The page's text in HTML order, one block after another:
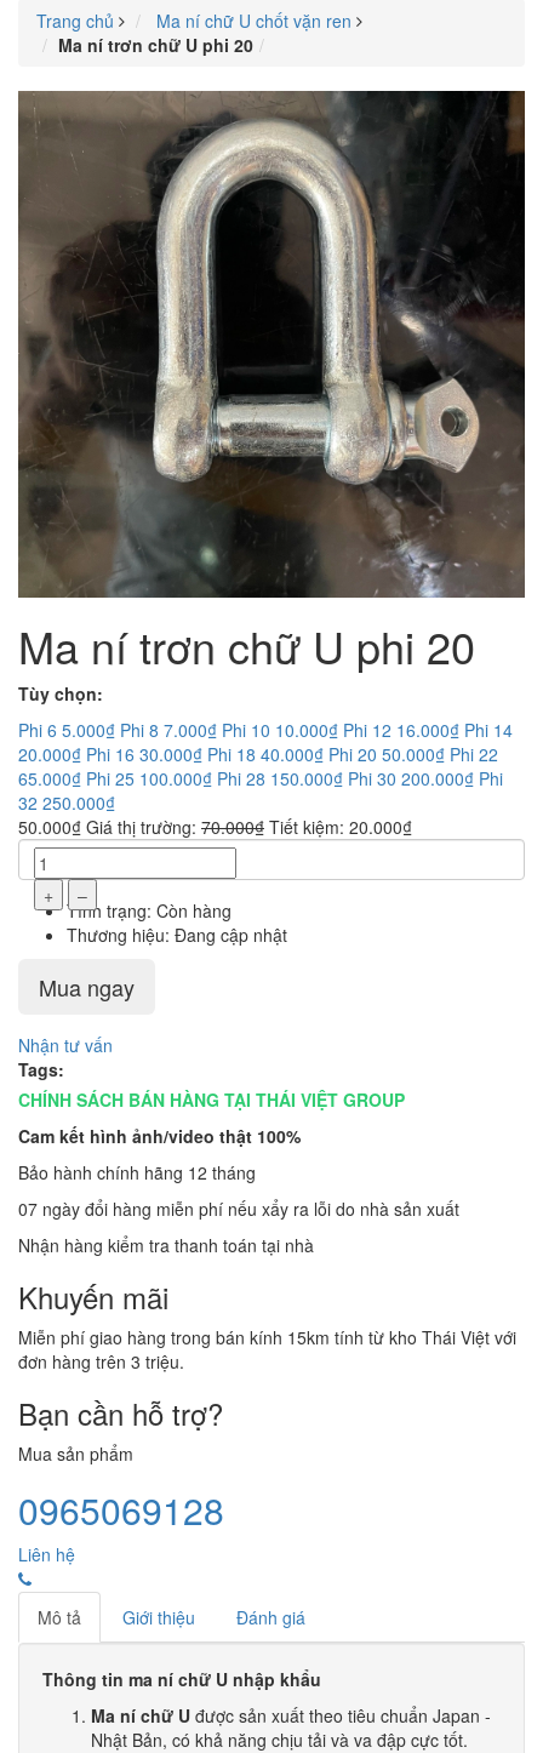
Trang chủ
Ma ní chữ U chốt vặn ren
Ma ní trơn chữ U phi 20
Ma ní trơn chữ U phi 20
Tùy chọn:
Phi 6 5.000₫ Phi 8 7.000₫ Phi 10 10.000₫ Phi 12 16.000₫ Phi 14
20.000₫ Phi 16 30.000₫ Phi 18 40.000₫ Phi 20 50.000₫ Phi 22
65.000₫ Phi 25 100.000₫ Phi 28 150.000₫ Phi 30 200.000₫ Phi
32 250.000₫
50.000₫ Giá thị trường: 70.000₫ Tiết kiệm: 20.000₫
+ –
Tình trạng: Còn hàng
Thương hiệu: Đang cập nhật
Mua ngay
Nhận tư vấn
Tags:
CHÍNH SÁCH BÁN HÀNG TẠI THÁI VIỆT GROUP
Cam kết hình ảnh/video thật 100%
Bảo hành chính hãng 12 tháng
07 ngày đổi hàng miễn phí nếu xẩy ra lỗi do nhà sản xuất
Nhận hàng kiểm tra thanh toán tại nhà
Khuyến mãi
Miễn phí giao hàng trong bán kính 15km tính từ kho Thái Việt với
đơn hàng trên 3 triệu.
Bạn cần hỗ trợ?
Mua sản phẩm
0965069128
Liên hệ
Mô tả Giới thiệu Đánh giá
Thông tin ma ní chữ U nhập khẩu
Ma ní chữ U được sản xuất theo tiêu chuẩn Japan -
Nhật Bản, có khả năng chịu tải và va đập cực tốt.